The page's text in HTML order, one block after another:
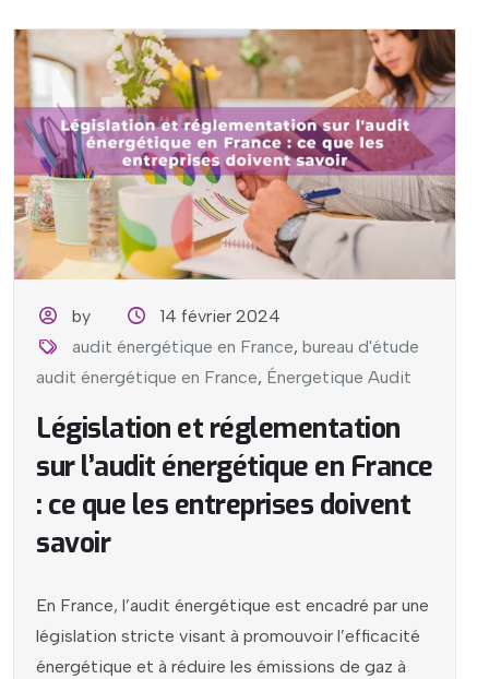
by
14 février 2024
audit énergétique en France,bureau d'étude
audit énergétique en France, Énergetique Audit
Législation et réglementation
sur l’audit énergétique en France
: ce que les entreprises doivent
savoir
En France, l’audit énergétique est encadré par une
législation stricte visant à promouvoir l’efficacité
énergétique et à réduire les émissions de gaz à